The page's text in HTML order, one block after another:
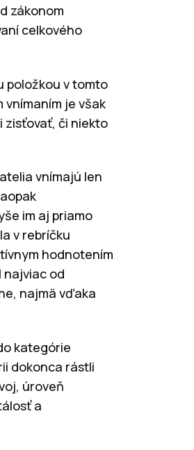
zákonom
celkového
položkou v tomto
je však
zisťovať, či niekto
vnímajú len
im aj priamo
v rebríčku
hodnotením
najviac od
najmä vďaka
kategórie
dokonca rástli
úroveň
a